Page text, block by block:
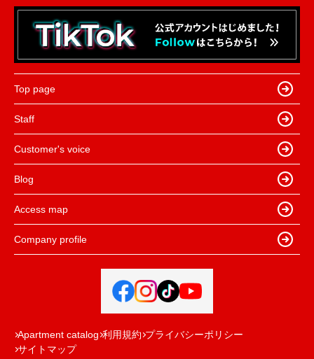
Top page
Staff
Customer's voice
Blog
Access map
Company profile
Apartment catalog 利用規約 プライバシーポリシー
サイトマップ